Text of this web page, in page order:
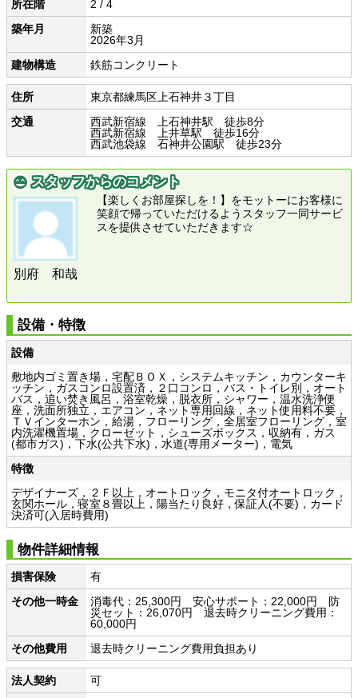
所在階
2 / 4
築年月
新築
2026年3月
建物構造
鉄筋コンクリート
住所
東京都練馬区上石神井３丁目
交通
西武新宿線 上石神井駅 徒歩8分
西武新宿線 上井草駅 徒歩16分
西武池袋線 石神井公園駅 徒歩23分
スタッフからのコメント
別府 和哉
【楽しくお部屋探しを！】をモットーにお客様に
笑顔で帰っていただけるようスタッフ一同サービ
スを提供させていただきます☆
設備・特徴
設備
敷地内ゴミ置き場，宅配ＢＯＸ，システムキッチン，カウンターキ
ッチン，ガスコンロ設置済，２口コンロ，バス・トイレ別，オート
バス，追い焚き風呂，浴室乾燥，脱衣所，シャワー，温水洗浄便
座，洗面所独立，エアコン，ネット専用回線，ネット使用料不要，
ＴＶインターホン，給湯，フローリング，全居室フローリング，室
内洗濯機置場，クローゼット，シューズボックス，収納有，ガス
(都市ガス)，下水(公共下水)，水道(専用メーター)，電気
特徴
デザイナーズ，２Ｆ以上，オートロック，モニタ付オートロック，
玄関ホール，寝室８畳以上，陽当たり良好，保証人(不要)，カード
決済可(入居時費用)
物件詳細情報
損害保険
有
その他一時金
消毒代：25,300円 安心サポート：22,000円 防
災セット：26,070円 退去時クリーニング費用：
60,000円
その他費用
退去時クリーニング費用負担あり
法人契約
可